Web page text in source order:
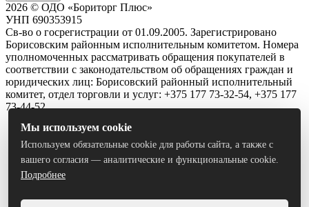
2026 © ОДО «Бориторг Плюс»
УНП 690353915
Св-во о госрегистрации от 01.09.2005. Зарегистрировано
Борисовским районным исполнительным комитетом. Номера
уполномоченных рассматривать обращения покупателей в
соответствии с законодательством об обращениях граждан и
юридических лиц: Борисовский районный исполнительный
комитет, отдел торговли и услуг: +375 177 73-32-54, +375 177
73-44-52
Новости
Доставка и оплата
Политика конфиденциальности
Порядок подачи покупателем обращений о нарушении
Мы используем cookie
Используем обязательные cookie для работы сайта, а также с
вашего согласия — аналитические и функциональные cookie.
Подробнее